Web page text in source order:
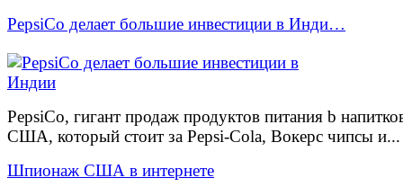
PepsiCo делает большие инвестиции в Инди…
PepsiCo, гигант продаж продуктов питания b
США, который стоит за Pepsi-Cola, Вокерс чипсы и...
Шпионаж США в интернете